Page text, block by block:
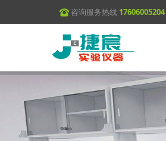
咨询服务热线 17606005204